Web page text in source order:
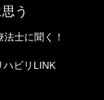
う
法士に聞く！
ハビリLINK